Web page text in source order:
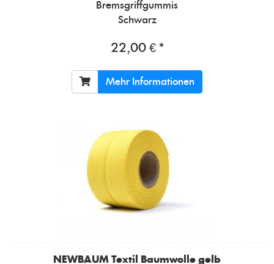
Bremsgriffgummis
Schwarz
22,00 € *
Mehr Informationen
NEWBAUM Textil Baumwolle gelb